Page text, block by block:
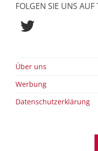
FOLGEN SIE UNS AUF
Über uns
Werbung
Datenschutzerklärung